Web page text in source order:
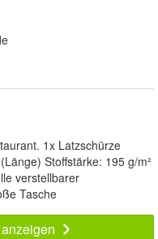
1x Latzschürze
Stoffstärke: 195 g/m²
verstellbarer
Tasche